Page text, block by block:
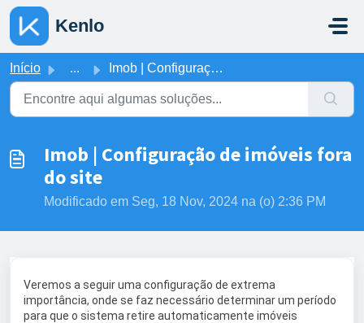
Ir para o conteúdo principal
Kenlo
Início ... Imob | Configuração de imóveis fora do site
Imob | Configuração de imóveis fora
do site
Modificado em Seg, 18 Nov, 2024 na (o) 2:36 PM
Veremos a seguir uma configuração de extrema
importância, onde se faz necessário determinar um período
para que o sistema retire automaticamente imóveis